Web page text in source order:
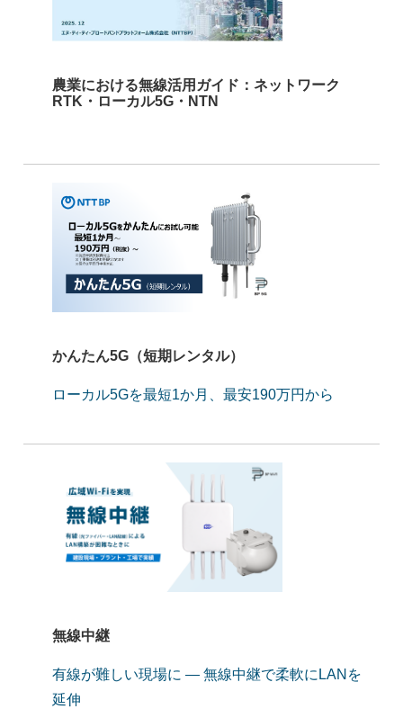
農業における無線活用ガイド：ネットワーク
RTK・ローカル5G・NTN
かんたん5G（短期レンタル）
ローカル5Gを最短1か月、最安190万円から
無線中継
有線が難しい現場に ― 無線中継で柔軟にLANを
延伸